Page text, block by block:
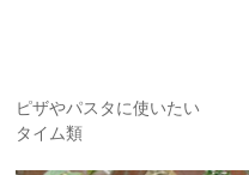
ピザやパスタに使いたい
タイム類